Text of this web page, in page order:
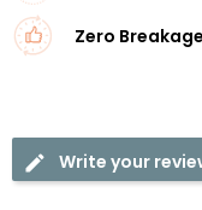
Zero
Write your